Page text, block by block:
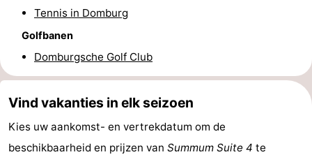
Zeeland
Schouwen-
Renesse
-
Brouwershaven
-
Tennis in Domburg
Golfbanen
Domburgsche Golf Club
Vind vakanties in elk seizoen
Kies uw aankomst- en vertrekdatum om de
beschikbaarheid en prijzen van Summum Suite 4 te